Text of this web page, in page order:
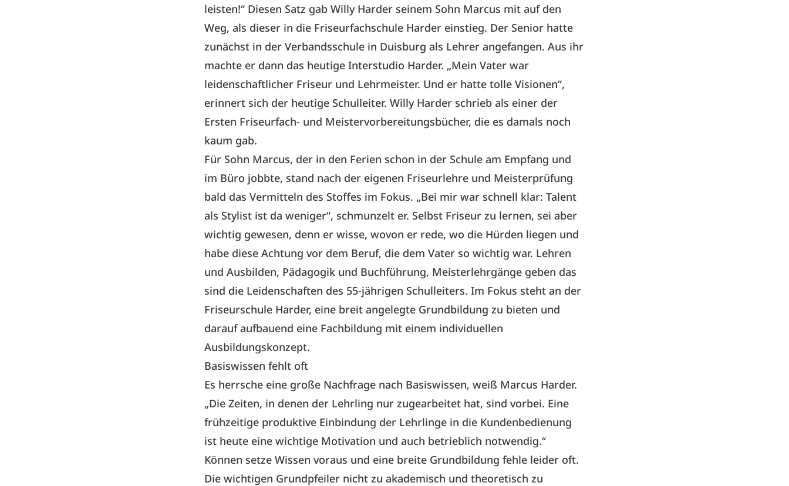
leisten!“ Diesen Satz gab Willy Harder seinem Sohn Marcus mit auf den
Weg, als dieser in die Friseurfachschule Harder einstieg. Der Senior hatte
zunächst in der Verbandsschule in Duisburg als Lehrer angefangen. Aus ihr
machte er dann das heutige Interstudio Harder. „Mein Vater war
leidenschaftlicher Friseur und Lehrmeister. Und er hatte tolle Visionen“,
erinnert sich der heutige Schulleiter. Willy Harder schrieb als einer der
Ersten Friseurfach- und Meistervorbereitungsbücher, die es damals noch
kaum gab.
Für Sohn Marcus, der in den Ferien schon in der Schule am Empfang und
im Büro jobbte, stand nach der eigenen Friseurlehre und Meisterprüfung
bald das Vermitteln des Stoffes im Fokus. „Bei mir war schnell klar: Talent
als Stylist ist da weniger“, schmunzelt er. Selbst Friseur zu lernen, sei aber
wichtig gewesen, denn er wisse, wovon er rede, wo die Hürden liegen und
habe diese Achtung vor dem Beruf, die dem Vater so wichtig war. Lehren
und Ausbilden, Pädagogik und Buchführung, Meisterlehrgänge geben das
sind die Leidenschaften des 55-jährigen Schulleiters. Im Fokus steht an der
Friseurschule Harder, eine breit angelegte Grundbildung zu bieten und
darauf aufbauend eine Fachbildung mit einem individuellen
Ausbildungskonzept.
Basiswissen fehlt oft
Es herrsche eine große Nachfrage nach Basiswissen, weiß Marcus Harder.
„Die Zeiten, in denen der Lehrling nur zugearbeitet hat, sind vorbei. Eine
frühzeitige produktive Einbindung der Lehrlinge in die Kundenbedienung
ist heute eine wichtige Motivation und auch betrieblich notwendig.“
Können setze Wissen voraus und eine breite Grundbildung fehle leider oft.
Die wichtigen Grundpfeiler nicht zu akademisch und theoretisch zu